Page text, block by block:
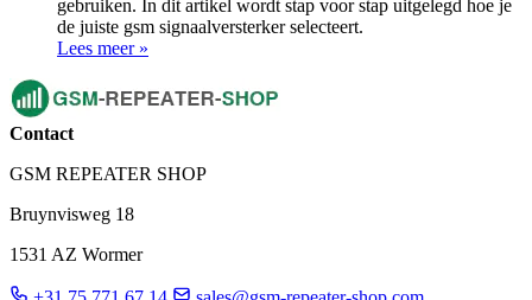
gebruiken. In dit artikel wordt stap voor stap uitgelegd hoe je
de juiste gsm signaalversterker selecteert.
Lees meer »
Contact
GSM REPEATER SHOP
Bruynvisweg 18
1531 AZ Wormer